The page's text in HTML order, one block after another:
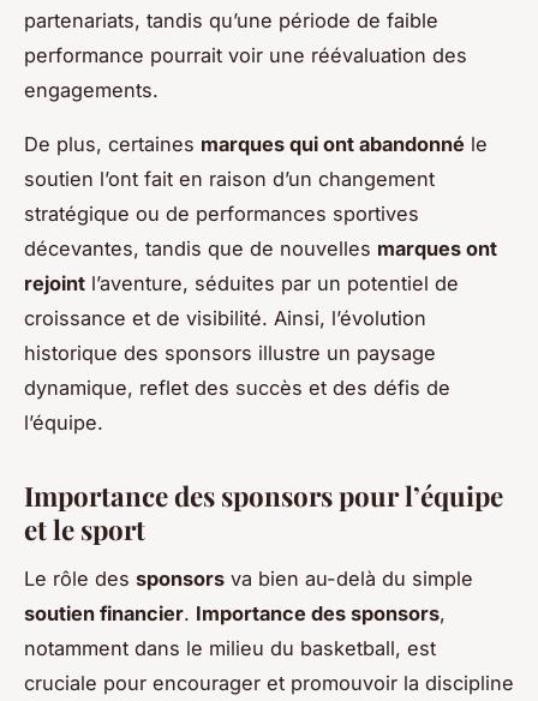
partenariats, tandis qu’une période de faible
performance pourrait voir une réévaluation des
engagements.
De plus, certaines marques qui ont abandonné le
soutien l’ont fait en raison d’un changement
stratégique ou de performances sportives
décevantes, tandis que de nouvelles marques ont
rejoint l’aventure, séduites par un potentiel de
croissance et de visibilité. Ainsi, l’évolution
historique des sponsors illustre un paysage
dynamique, reflet des succès et des défis de
l’équipe.
Importance des sponsors pour l’équipe
et le sport
Le rôle des sponsors va bien au-delà du simple
soutien financier. Importance des sponsors,
notamment dans le milieu du basketball, est
cruciale pour encourager et promouvoir la discipline